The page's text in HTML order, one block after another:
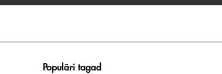
Populāri tagad